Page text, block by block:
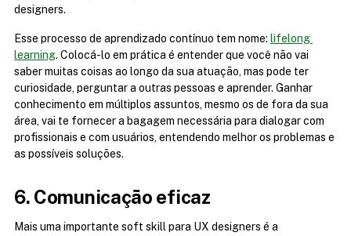
designers.
Esse processo de aprendizado contínuo tem nome: lifelong
learning. Colocá-lo em prática é entender que você não vai
saber muitas coisas ao longo da sua atuação, mas pode ter
curiosidade, perguntar a outras pessoas e aprender. Ganhar
conhecimento em múltiplos assuntos, mesmo os de fora da sua
área, vai te fornecer a bagagem necessária para dialogar com
profissionais e com usuários, entendendo melhor os problemas e
as possíveis soluções.
6. Comunicação eficaz
Mais uma importante soft skill para UX designers é a